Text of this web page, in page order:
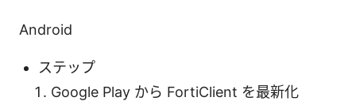
Android
ステップ
Google Play から FortiClient を最新化